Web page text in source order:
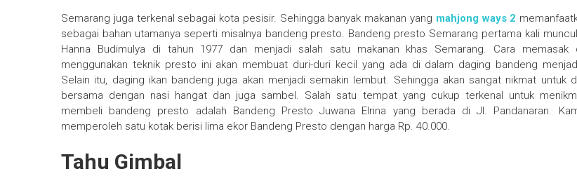
Semarang juga terkenal sebagai kota pesisir. Sehingga banyak makanan yang mahjong ways 2
sebagai bahan utamanya seperti misalnya bandeng presto. Bandeng presto Semarang pertama kali
Hanna Budimulya di tahun 1977 dan menjadi salah satu makanan khas Semarang. Cara memasak
menggunakan teknik presto ini akan membuat duri-duri kecil yang ada di dalam daging bandeng
Selain itu, daging ikan bandeng juga akan menjadi semakin lembut. Sehingga akan sangat nikmat untuk
bersama dengan nasi hangat dan juga sambel. Salah satu tempat yang cukup terkenal untuk
membeli bandeng presto adalah Bandeng Presto Juwana Elrina yang berada di Jl. Pandanaran.
memperoleh satu kotak berisi lima ekor Bandeng Presto dengan harga Rp. 40.000.
Tahu Gimbal